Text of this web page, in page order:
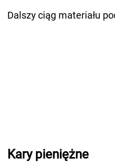
Dalszy ciąg materiału
Kary pieniężne